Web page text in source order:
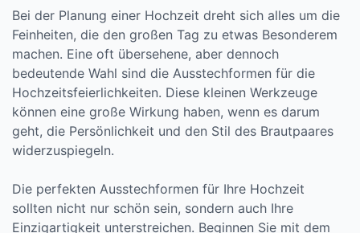
Bei der Planung einer Hochzeit dreht sich alles um die
Feinheiten, die den großen Tag zu etwas Besonderem
machen. Eine oft übersehene, aber dennoch
bedeutende Wahl sind die Ausstechformen für die
Hochzeitsfeierlichkeiten. Diese kleinen Werkzeuge
können eine große Wirkung haben, wenn es darum
geht, die Persönlichkeit und den Stil des Brautpaares
widerzuspiegeln.
Die perfekten Ausstechformen für Ihre Hochzeit
sollten nicht nur schön sein, sondern auch Ihre
Einzigartigkeit unterstreichen. Beginnen Sie mit dem